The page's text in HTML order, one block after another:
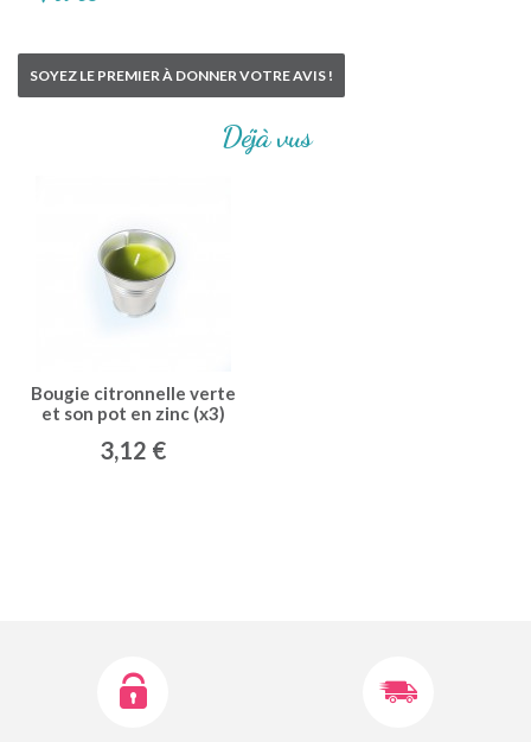
SOYEZ LE PREMIER À DONNER VOTRE AVIS !
Déjà vus
Bougie citronnelle verte
et son pot en zinc (x3)
3,12 €